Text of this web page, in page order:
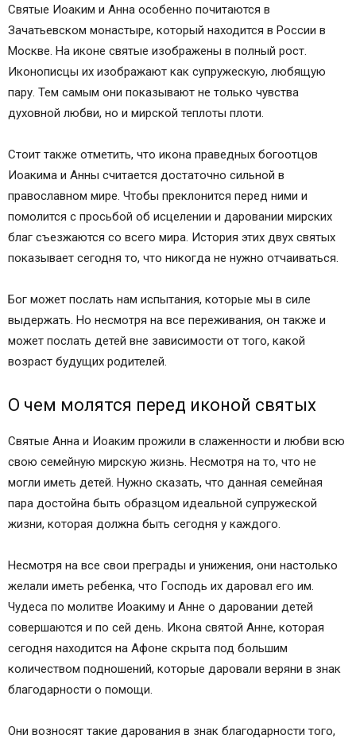
Святые Иоаким и Анна особенно почитаются в
Зачатьевском монастыре, который находится в России в
Москве. На иконе святые изображены в полный рост.
Иконописцы их изображают как супружескую, любящую
пару. Тем самым они показывают не только чувства
духовной любви, но и мирской теплоты плоти.
Стоит также отметить, что икона праведных богоотцов
Иоакима и Анны считается достаточно сильной в
православном мире. Чтобы преклонится перед ними и
помолится с просьбой об исцелении и даровании мирских
благ съезжаются со всего мира. История этих двух святых
показывает сегодня то, что никогда не нужно отчаиваться.
Бог может послать нам испытания, которые мы в силе
выдержать. Но несмотря на все переживания, он также и
может послать детей вне зависимости от того, какой
возраст будущих родителей.
О чем молятся перед иконой святых
Святые Анна и Иоаким прожили в слаженности и любви всю
свою семейную мирскую жизнь. Несмотря на то, что не
могли иметь детей. Нужно сказать, что данная семейная
пара достойна быть образцом идеальной супружеской
жизни, которая должна быть сегодня у каждого.
Несмотря на все свои преграды и унижения, они настолько
желали иметь ребенка, что Господь их даровал его им.
Чудеса по молитве Иоакиму и Анне о даровании детей
совершаются и по сей день. Икона святой Анне, которая
сегодня находится на Афоне скрыта под большим
количеством подношений, которые даровали веряни в знак
благодарности о помощи.
Они возносят такие дарования в знак благодарности того,